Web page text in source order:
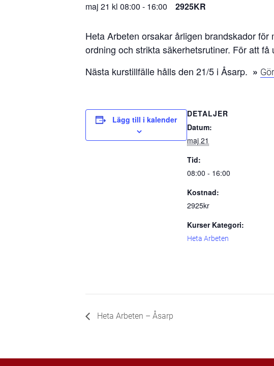
maj 21 kl 08:00 - 16:00 2925KR
Heta Arbeten orsakar årligen brandskador
ordning och strikta säkerhetsrutiner. För att
Nästa kurstillfälle hålls den 21/5 i Åsarp. »
Lägg till i kalender
DETALJER
Datum:
maj 21
Tid:
08:00 - 16:00
Kostnad:
2925kr
Kurser Kategori:
Heta Arbeten
Heta Arbeten – Åsarp